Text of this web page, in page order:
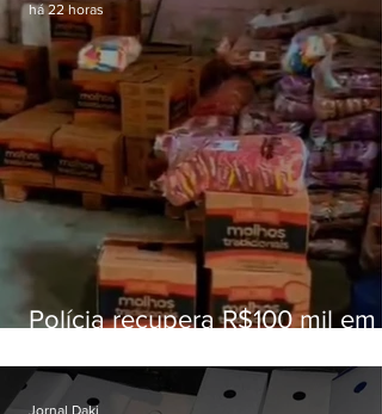
Polícia recupera R$100 mil em
Fluminense
há 22 horas
Jornal Daki